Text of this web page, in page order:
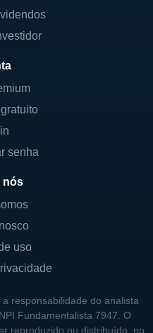
senha
nós
uso
responsabilidade do analista
Fundamentalista 7947. O
reproduzido ou distribuído, no